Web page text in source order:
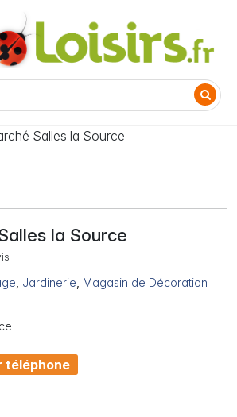
Salles la Source
la Source
Jardinerie Magasin de Décoration
téléphone